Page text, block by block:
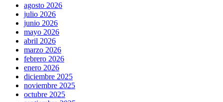
agosto 2026
julio 2026
junio 2026
mayo 2026
abril 2026
marzo 2026
febrero 2026
enero 2026
diciembre 2025
noviembre 2025
octubre 2025